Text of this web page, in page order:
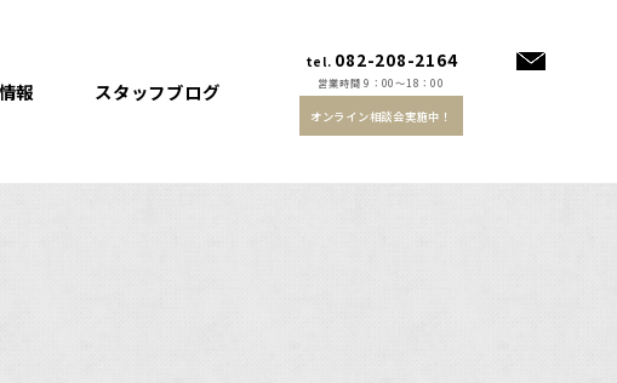
報 スタッフブログ
tel. 082-208-2164
営業時間 9：00～18：00
オンライン相談会実施中！